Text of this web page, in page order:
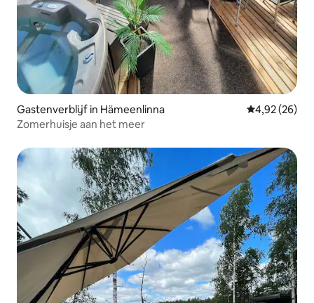
Gastenverblijf in Hämeenlinna Gemiddelde
4,92 (26)
Zomerhuisje aan het meer